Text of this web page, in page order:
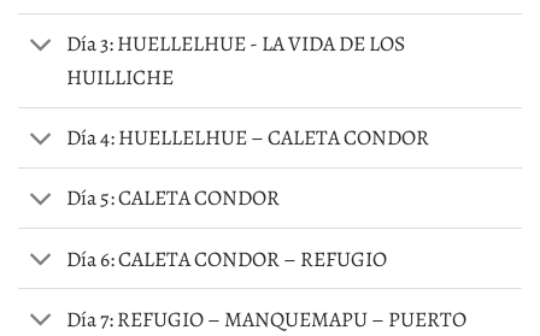
Día 3: HUELLELHUE - LA VIDA DE LOS
HUILLICHE
Día 4: HUELLELHUE – CALETA CONDOR
Día 5: CALETA CONDOR
Día 6: CALETA CONDOR – REFUGIO
Día 7: REFUGIO – MANQUEMAPU – PUERTO